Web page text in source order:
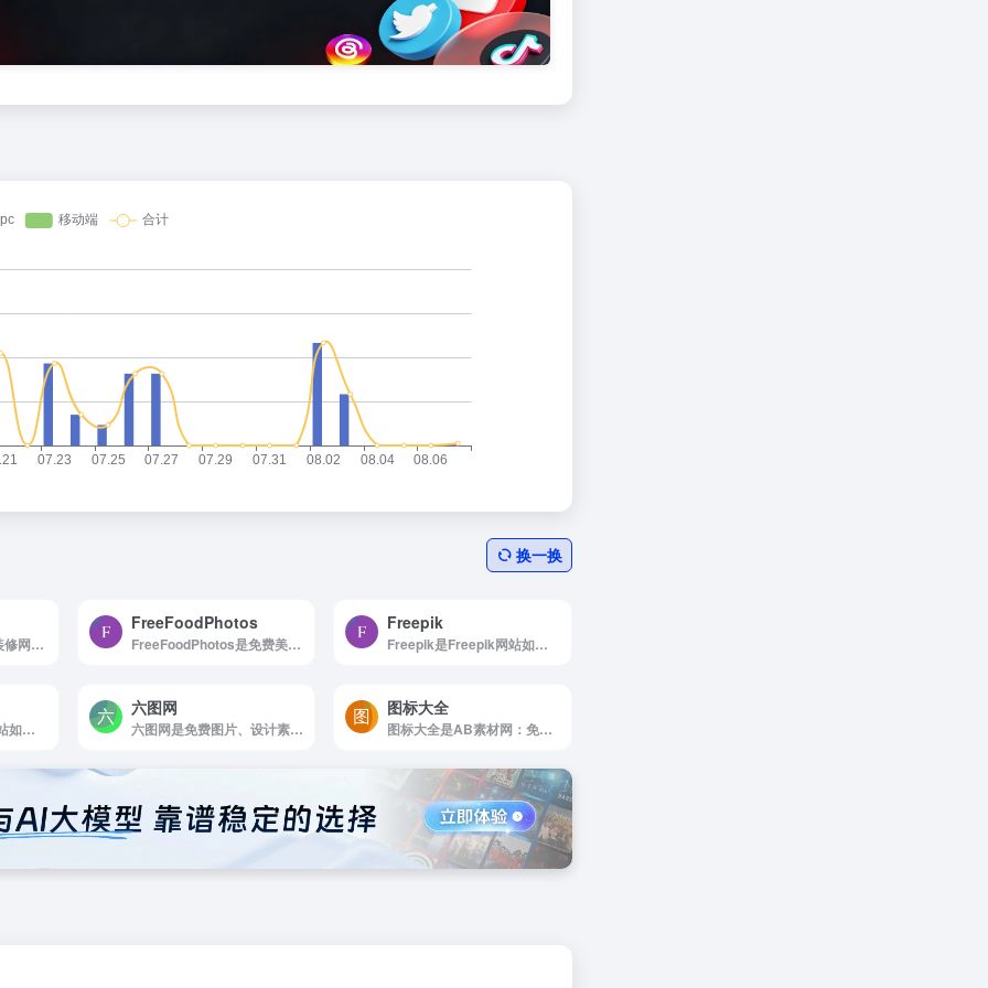
换一换
51C设计师网是51C装修网装修攻略频道为您提供各类装修攻略、装修知识、装修技巧、房子装修知识大全，装修前必看51C设计师网-房子家居室内装修效果设计资讯平
FreeFoodPhotos
FreeFoodPhotos是免费美食图片
Freepik
Freepik是Freepik网站如何使用 浏览...
Freepik是Freepik网站如何使用 浏览...
六图网
六图网是免费图片、设计素材下载
图标大全
图标大全是AB素材网：免费提供各类图标大全、图标下载、设计素材、图标素材等其他设计素材，助力网页设计师腾飞（Sc.AdminBuy.Cn）。